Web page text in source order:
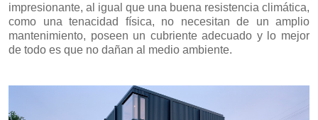
impresionante, al igual que una buena resistencia climática,
como una tenacidad física, no necesitan de un amplio
mantenimiento, poseen un cubriente adecuado y lo mejor
de todo es que no dañan al medio ambiente.